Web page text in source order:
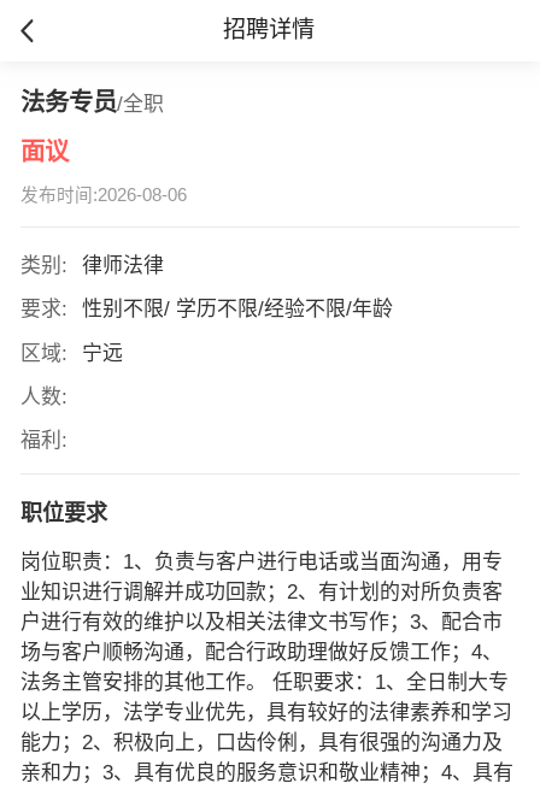
招聘详情
法务专员/全职
面议
发布时间:2026-08-06
类别:
律师法律
要求:
性别不限/ 学历不限/经验不限/年龄
区域:
宁远
人数:
福利:
职位要求
岗位职责：1、负责与客户进行电话或当面沟通，用专
业知识进行调解并成功回款；2、有计划的对所负责客
户进行有效的维护以及相关法律文书写作；3、配合市
场与客户顺畅沟通，配合行政助理做好反馈工作；4、
法务主管安排的其他工作。 任职要求：1、全日制大专
以上学历，法学专业优先，具有较好的法律素养和学习
能力；2、积极向上，口齿伶俐，具有很强的沟通力及
亲和力；3、具有优良的服务意识和敬业精神；4、具有